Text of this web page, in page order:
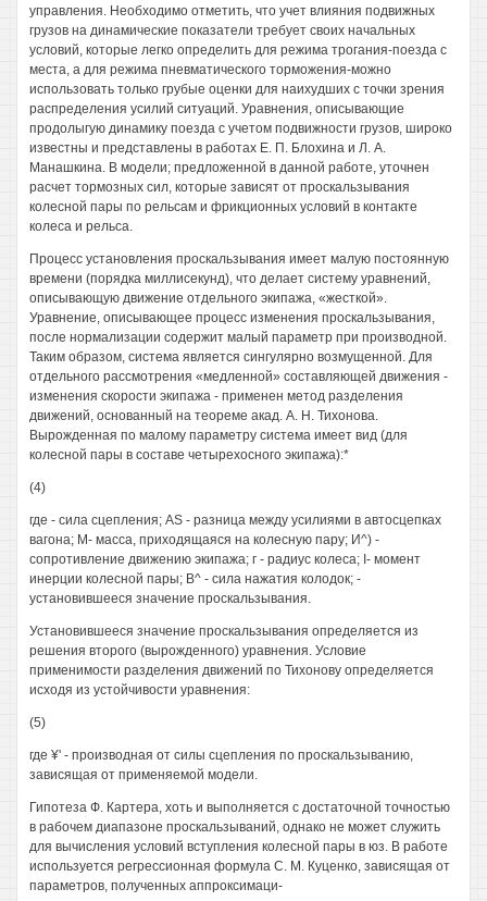
управления. Необходимо отметить, что учет влияния подвижных
грузов на динамические показатели требует своих начальных
условий, которые легко определить для режима трогания-поезда с
места, а для режима пневматического торможения-можно
использовать только грубые оценки для наихудших с точки зрения
распределения усилий ситуаций. Уравнения, описывающие
продолыгую динамику поезда с учетом подвижности грузов, широко
известны и представлены в работах Е. П. Блохина и Л. А.
Манашкина. В модели; предложенной в данной работе, уточнен
расчет тормозных сил, которые зависят от проскальзывания
колесной пары по рельсам и фрикционных условий в контакте
колеса и рельса.
Процесс установления проскальзывания имеет малую постоянную
времени (порядка миллисекунд), что делает систему уравнений,
описывающую движение отдельного экипажа, «жесткой».
Уравнение, описывающее процесс изменения проскальзывания,
после нормализации содержит малый параметр при производной.
Таким образом, система является сингулярно возмущенной. Для
отдельного рассмотрения «медленной» составляющей движения -
изменения скорости экипажа - применен метод разделения
движений, основанный на теореме акад. А. Н. Тихонова.
Вырожденная по малому параметру система имеет вид (для
колесной пары в составе четырехосного экипажа):*
(4)
где - сила сцепления; AS - разница между усилиями в автосцепках
вагона; М- масса, приходящаяся на колесную пару; И^) -
сопротивление движению экипажа; г - радиус колеса; I- момент
инерции колесной пары; В^ - сила нажатия колодок; -
установившееся значение проскальзывания.
Установившееся значение проскальзывания определяется из
решения второго (вырожденного) уравнения. Условие
применимости разделения движений по Тихонову определяется
исходя из устойчивости уравнения:
(5)
где ¥' - производная от силы сцепления по проскальзыванию,
зависящая от применяемой модели.
Гипотеза Ф. Картера, хоть и выполняется с достаточной точностью
в рабочем диапазоне проскальзываний, однако не может служить
для вычисления условий вступления колесной пары в юз. В работе
используется регрессионная формула С. М. Куценко, зависящая от
параметров, полученных аппроксимаци-